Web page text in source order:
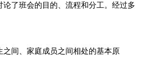
了班会的目的、流程和分工。经过多
之间、家庭成员之间相处的基本原